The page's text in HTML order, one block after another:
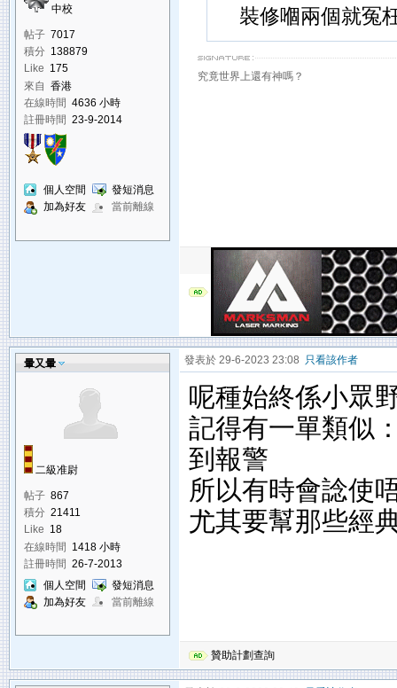
中校
帖子 7017
積分 138879
Like 175
來自 香港
在線時間 4636 小時
註冊時間 23-9-2014
個人空間
發短消息
加為好友
當前離線
裝修嗰兩個就冤
究竟世界上還有神嗎？
暈又暈
二級准尉
帖子 867
積分 21411
Like 18
在線時間 1418 小時
註冊時間 26-7-2013
個人空間
發短消息
加為好友
當前離線
發表於 29-6-2023 23:08 只看該作者
呢種始終係小眾
記得有一單類似
到報警
所以有時會諗使
尤其要幫那些經
贊助計劃查詢